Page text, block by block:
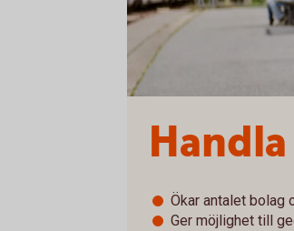
Ökar antalet bolag
Ger möjlighet till